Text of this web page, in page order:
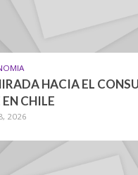
HACIA EL
EN CHILE
2026